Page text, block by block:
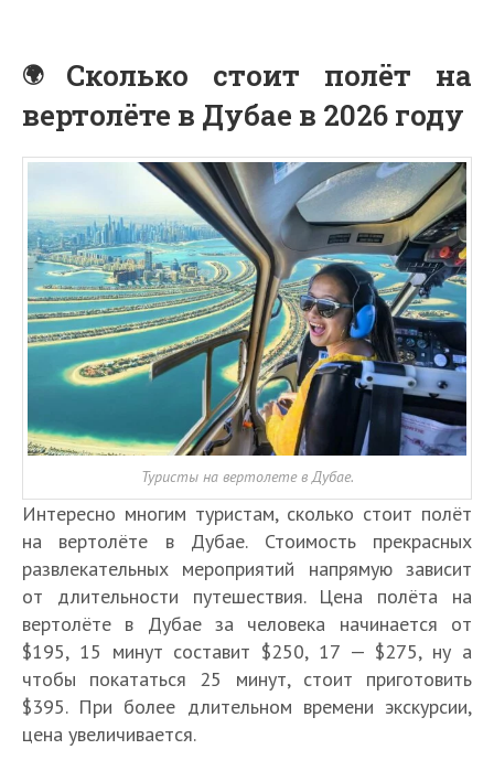
Сколько стоит полёт на
вертолёте в Дубае в 2026 году
Туристы на вертолете в Дубае.
Интересно многим туристам, сколько стоит полёт
на вертолёте в Дубае. Стоимость прекрасных
развлекательных мероприятий напрямую зависит
от длительности путешествия. Цена полёта на
вертолёте в Дубае за человека начинается от
$195, 15 минут составит $250, 17 — $275, ну а
чтобы покататься 25 минут, стоит приготовить
$395. При более длительном времени экскурсии,
цена увеличивается.